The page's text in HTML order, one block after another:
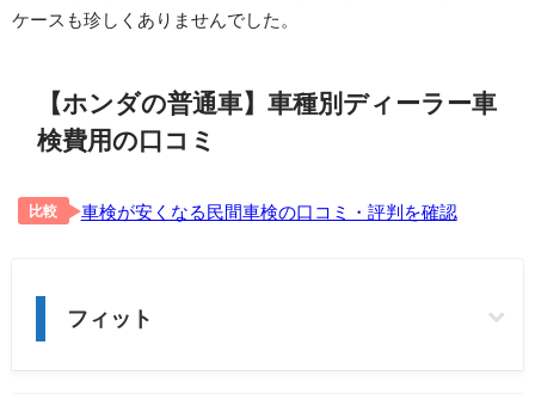
ケースも珍しくありませんでした。
【ホンダの普通車】車種別ディーラー車
検費用の口コミ
比較 車検が安くなる民間車検の口コミ・評判を確認
フィット